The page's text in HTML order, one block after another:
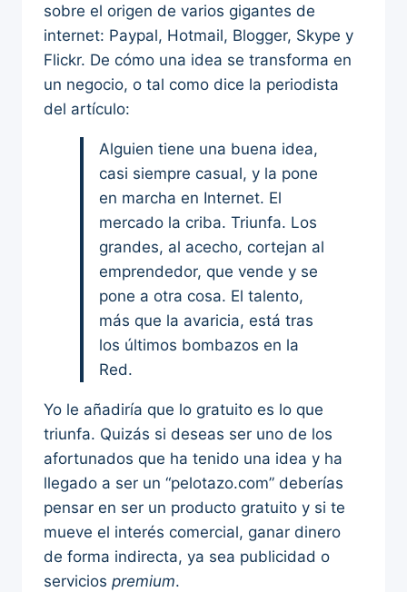
sobre el origen de varios gigantes de
internet: Paypal, Hotmail, Blogger, Skype y
Flickr. De cómo una idea se transforma en
un negocio, o tal como dice la periodista
del artículo:
Alguien tiene una buena idea,
casi siempre casual, y la pone
en marcha en Internet. El
mercado la criba. Triunfa. Los
grandes, al acecho, cortejan al
emprendedor, que vende y se
pone a otra cosa. El talento,
más que la avaricia, está tras
los últimos bombazos en la
Red.
Yo le añadiría que lo gratuito es lo que
triunfa. Quizás si deseas ser uno de los
afortunados que ha tenido una idea y ha
llegado a ser un “pelotazo.com” deberías
pensar en ser un producto gratuito y si te
mueve el interés comercial, ganar dinero
de forma indirecta, ya sea publicidad o
servicios premium.